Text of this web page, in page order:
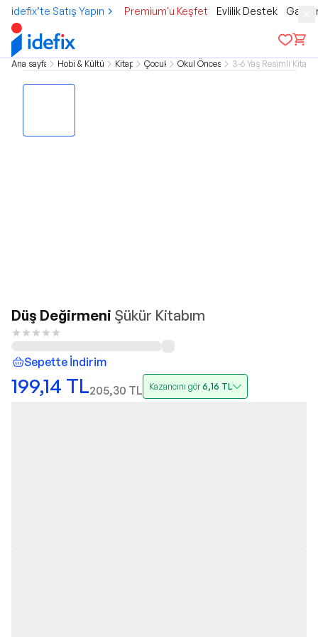
idefix’te Satış Yapın Premium'u Keşfet Evlilik Destek
Ana sayfa Hobi & Kültür Kitap Çocuk Okul Öncesi 3-6 Yaş Resimli Kitap
Düş Değirmeni Şükür Kitabım
Sepette İndirim
199,14 TL205,30 TL Kazancını gör6,16 TL